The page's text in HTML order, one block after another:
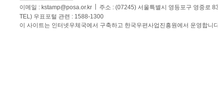
이메일 : kstamp@posa.or.kr
주소 : (07245) 서울특별시 영등포구 영중로
TEL) 우표포털 관련 : 1588-1300
이 사이트는 인터넷우체국에서 구축하고 한국우편사업진흥원에서 운영합니